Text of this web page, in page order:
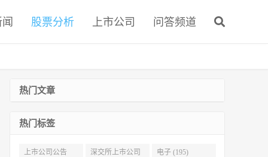
股票分析 上市公司 问答频道
热门文章
热门标签
上市公司公告 深交所上市公司 电子 (195)